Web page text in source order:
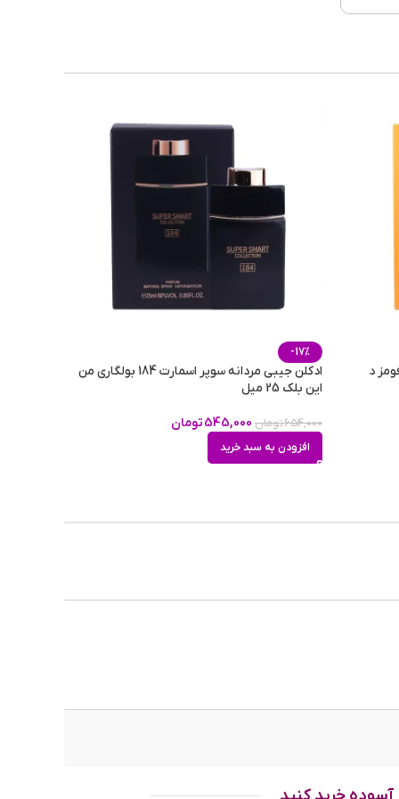
فصول
د
-17%
ادکلن جیبی مردانه سوپر اسمارت 184 بولگاری من
این بلک 25 میل
654,000تومان 545,000تومان
افزودن به سبد خرید